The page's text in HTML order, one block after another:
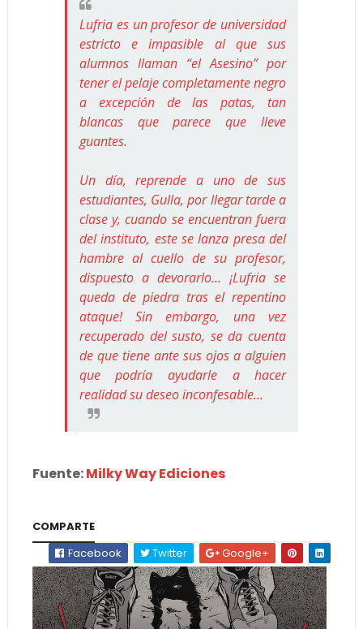
Lufria es un profesor de universidad
estricto e impasible al que sus
alumnos llaman “el Asesino” por
tener el pelaje completamente negro
a excepción de las patas, tan
blancas que parece que lleve
guantes.
Un día, reprende a uno de sus
estudiantes, Gulla, por llegar tarde a
clase y, cuando se encuentran fuera
del instituto, este se lanza presa del
hambre al cuello de su profesor,
dispuesto a devorarlo... ¡Lufria se
queda de piedra tras el repentino
ataque! Sin embargo, una vez
recuperado del susto, se da cuenta
de que tiene ante sus ojos a alguien
que podría ayudarle a hacer
realidad su deseo inconfesable...
Fuente:Milky Way Ediciones
COMPARTE
Facebook
Twitter Google+